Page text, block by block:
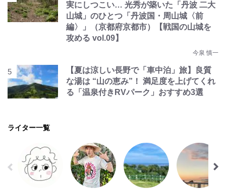
実にしつこい… 光秀が築いた「丹波 二大
山城」のひとつ「丹波国・周山城〈前
編〉」（京都府京都市）【戦国の山城を
攻める vol.09】
今泉 慎一
【夏は涼しい長野で「車中泊」旅】良質
な湯は “山の恵み”！ 満足度を上げてくれ
る「温泉付きRVパーク」おすすめ3選
ライター一覧